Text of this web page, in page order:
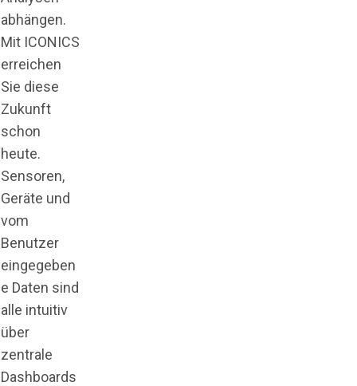
abhängen.
Mit ICONICS
erreichen
Sie diese
Zukunft
schon
heute.
Sensoren,
Geräte und
vom
Benutzer
eingegeben
e Daten sind
alle intuitiv
über
zentrale
Dashboards